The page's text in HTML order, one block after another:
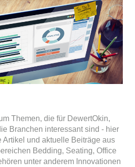
Themen, die für DewertOkin,
Branchen interessant sind - hier
Artikel und aktuelle Beiträge aus
Bedding, Seating, Office
unter anderem Innovationen